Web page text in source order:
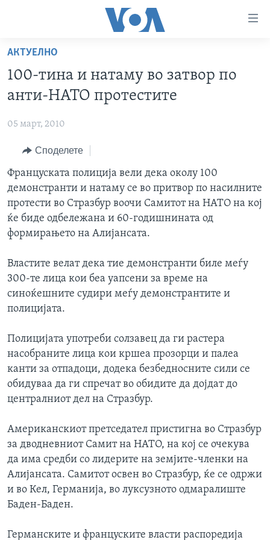
пристапност
Премини
на
главната
Премини
за
навигација
Пребарувај
МАКЕДОНИЈА
СВЕТ
ЕКОНОМИЈА
ПОЛИТИКА
ЗДРАВЈЕ
НАУКА
УМЕТНОСТ И ЗАБАВА
ИНТЕРВЈУА
ДОКУМЕНТАРЦИ
АРХИВИРАНА ПРОГРАМА
NEWSFLASH - АРХИВА
ВЕСТИ ОД САД ВО МИНУТА - АРХИВА
ИЗБОРИ ВО САД 2020 - АРХИВА
ЗА НАС
Learning English
НАКУСО...
Јазици
АКТУЕЛНО
100-тина и натаму во затвор по
анти-НАТО протестите
05 март, 2010
Споделете
Француската полиција вели дека околу 100
демонстранти и натаму се во притвор по насилните
протести во Стразбур воочи Самитот на НАТО на кој
ќе биде одбележана и 60-годишнината од
формирањето на Алијансата.
Властите велат дека тие демонстранти биле меѓу
300-те лица кои беа уапсени за време на
синоќешните судири меѓу демонстрантите и
полицијата.
Полицијата употреби солзавец да ги растера
насобраните лица кои кршеа прозорци и палеа
канти за отпадоци, додека безбедносните сили се
обидуваа да ги спречат во обидите да дојдат до
централниот дел на Стразбур.
Американскиот претседател пристигна во Стразбур
за дводневниот Самит на НАТО, на кој се очекува
да има средби со лидерите на земјите-членки на
Алијансата. Самитот освен во Стразбур, ќе се одржи
и во Кел, Германија, во луксузното одмаралиште
Баден-Баден.
Германските и француските власти распоредија